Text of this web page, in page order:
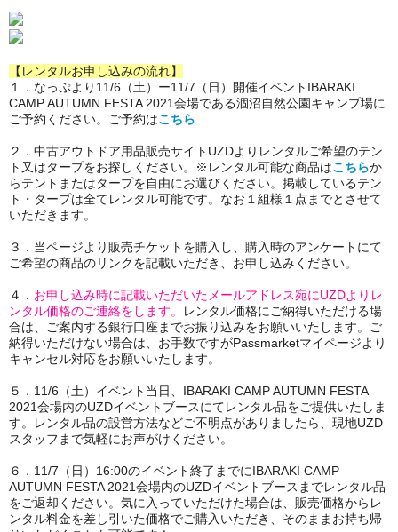
【レンタルお申し込みの流れ】
１．なっぷより11/6（土）ー11/7（日）開催イベント IBARAKI
CAMP AUTUMN FESTA 2021会場である涸沼自然公園キャンプ場に
ご予約ください。ご予約はこちら
２．中古アウトドア用品販売サイトUZDよりレンタルご希望のテン
ト又はタープをお探しください。
※レンタル可能な商品はこちらか
らテントまたはタープを自由にお選びください。掲載しているテン
ト・タープは全てレンタル可能です。なお１組様１点までとさせて
いただきます。
３．当ページより販売チケットを購入し、購入時のアンケートにて
ご希望の商品のリンクを記載いただき、お申し込みください。
４． お申し込み時に記載いただいたメールアドレス宛にUZDよりレ
ンタル価格のご連絡をします。
レンタル価格にご納得いただける場
合は、ご案内する銀行口座までお振り込みをお願いいたします。ご
納得いただけない場合は、お手数ですがPassmarketマイページより
キャンセル対応をお願いいたします。
５．11/6（土）イベント当日、IBARAKI CAMP AUTUMN FESTA
2021会場内のUZDイベントブースにてレンタル品をご提供いたしま
す。レンタル品の設営方法などご不明点がありましたら、現地UZD
スタッフまで気軽にお声がけください。
６．11/7（日）16:00のイベント終了までにIBARAKI CAMP
AUTUMN FESTA 2021会場内のUZDイベントブースまでレンタル品
をご返却ください。気に入っていただけた場合は、販売価格からレ
ンタル料金を差し引いた価格でご購入いただき、そのままお持ち帰